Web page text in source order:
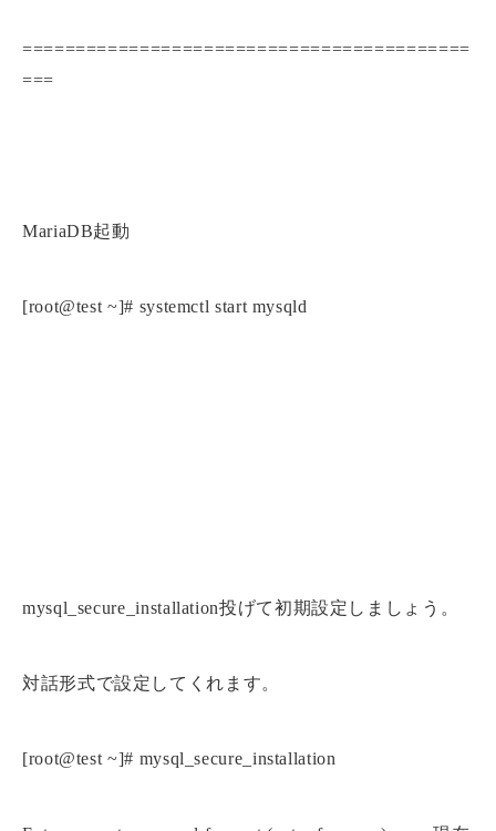
==========================================
===
MariaDB起動
[root@test ~]# systemctl start mysqld
mysql_secure_installation投げて初期設定しましょう。
対話形式で設定してくれます。
[root@test ~]# mysql_secure_installation